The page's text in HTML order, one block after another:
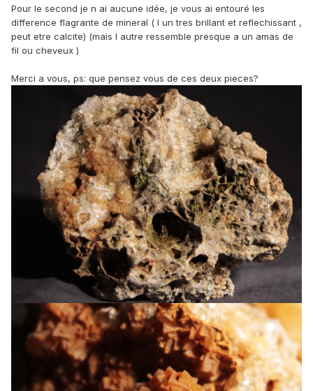
Pour le second je n ai aucune idée, je vous ai entouré les
difference flagrante de mineral ( l un tres brillant et reflechissant ,
peut etre calcite) (mais l autre ressemble presque a un amas de
fil ou cheveux )
Merci a vous, ps: que pensez vous de ces deux pieces?